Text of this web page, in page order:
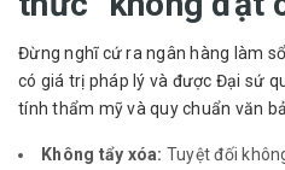
Đừng nghĩ cứ ra ngân hàng làm
có giá trị pháp lý và được Đại sứ
tính thẩm mỹ và quy chuẩn văn
Không tẩy xóa: Tuyệt đối